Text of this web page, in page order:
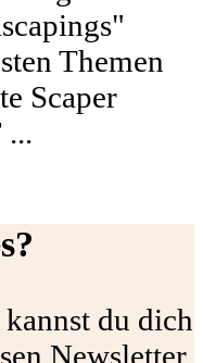
Themen
Scaper
...
du dich
Newsletter